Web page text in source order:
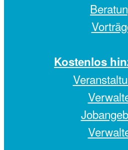
Kostenlos